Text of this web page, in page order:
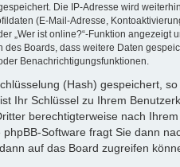
Die IP-Adresse wird
(E-Mail-Adresse,
„Wer ist online?“-Funktion angezeigt
Boards, dass weitere Daten
Benachrichtigungsfunktionen.
(Hash) gespeichert,
Ihr Schlüssel zu Ihrem
berechtigterweise nach
phpBB-Software fragt Sie dann
auf das Board zugreifen